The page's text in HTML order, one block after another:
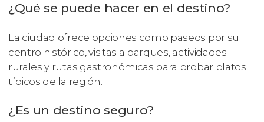
¿Qué se puede hacer en el destino?
La ciudad ofrece opciones como paseos por su
centro histórico, visitas a parques, actividades
rurales y rutas gastronómicas para probar platos
típicos de la región.
¿Es un destino seguro?